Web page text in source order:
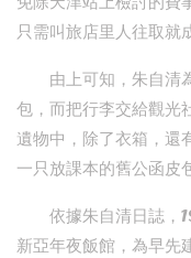
只需叫旅店里人往取就
由上可知，朱自清
包，而把行李交給觀光
遺物中，除了衣箱，還
一只放課本的舊公函皮
依據朱自清日誌，
新亞年夜飯館，為早先